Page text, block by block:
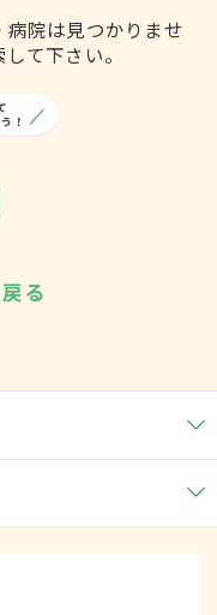
院は見つかりませ
て下さい。
る